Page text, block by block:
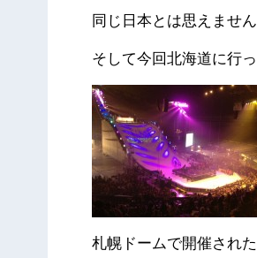
同じ日本とは思えませ
そして今回北海道に行っ
札幌ドームで開催され